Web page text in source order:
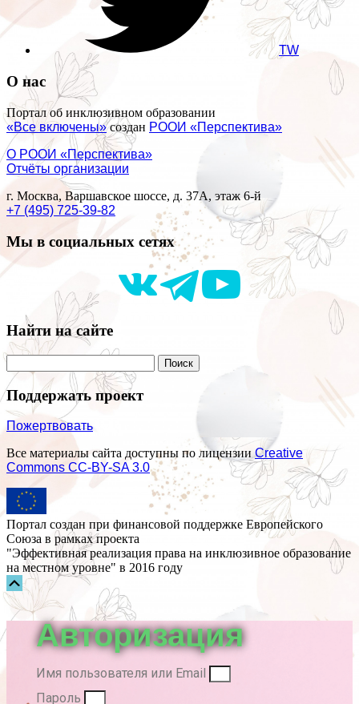
TW
О нас
Портал об инклюзивном образовании
«Все включены»создан РООИ «Перспектива»
О РООИ «Перспектива»
Отчёты организации
г. Москва, Варшавское шоссе, д. 37А, этаж 6-й
+7 (495) 725-39-82
Мы в социальных сетях
Найти на сайте
Поддержать проект
Пожертвовать
Все материалы сайта доступны по лицензииCreative
Commons СС-BY-SA 3.0
Портал создан при финансовой поддержке Европейского
Союза в рамках проекта
"Эффективная реализация права на инклюзивное образование
на местном уровне" в 2016 году
Прокрутка
вверх
Авторизация
Имя пользователя или Email
Пароль